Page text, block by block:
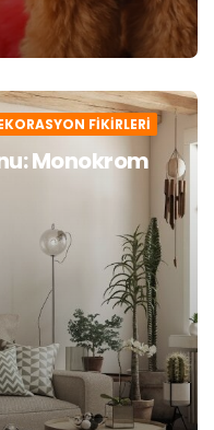
FIKIRLERI
Monokrom